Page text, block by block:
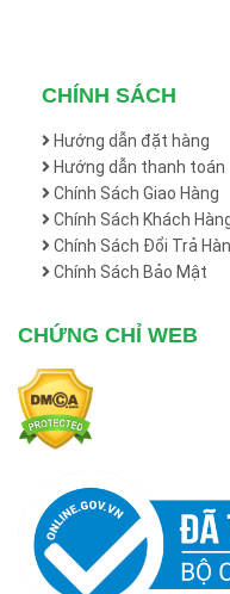
CHÍNH SÁCH
Hướng dẫn đặt hàng
Hướng dẫn thanh toán
Chính Sách Giao Hàng
Chính Sách Khách
Chính Sách Đổi Trả
Chính Sách Bảo Mật
CHỨNG CHỈ WEB